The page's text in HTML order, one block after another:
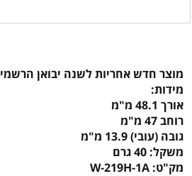
מוצר חדש אחריות לשנה יבואן הרשמי
מידות:
אורך 48.1 מ"מ
רוחב 47 מ"מ
גובה (עובי) 13.9 מ"מ
משקל: 40 גרם
מק"ט: W-219H-1A